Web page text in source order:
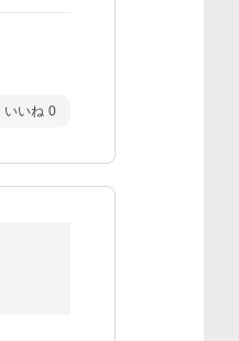
いいね 0